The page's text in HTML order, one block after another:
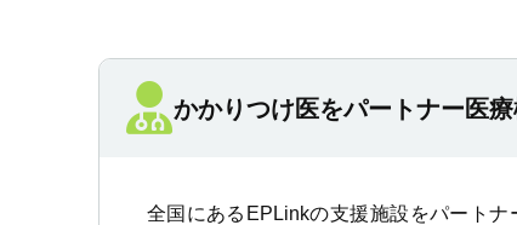
かかりつけ医をパートナー医
全国にあるEPLinkの支援施設をパートナ